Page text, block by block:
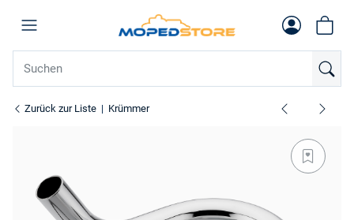
Zurück zur Liste Krümmer